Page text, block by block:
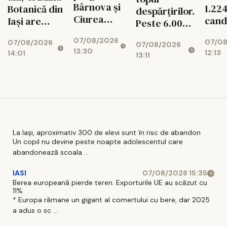
Botanică din
Iași are
timbru
aniversar
07/08/2026
14:01
Bârnova și
Ciurea
august
07/08/2026
13:30
despărțirilor.
Peste 6.000
dorul
părinților
07/08/2026
13:11
07/
12:13
La Iași, aproximativ 300 de elevi sunt în risc de abandon
Un copil nu devine peste noapte adolescentul care
abandonează scoala ...
IASI
07/08/2026 15:35
Berea europeană pierde teren. Exporturile UE au scăzut cu
11%
* Europa rămane un gigant al comertului cu bere, dar 2025
a adus o sc ...